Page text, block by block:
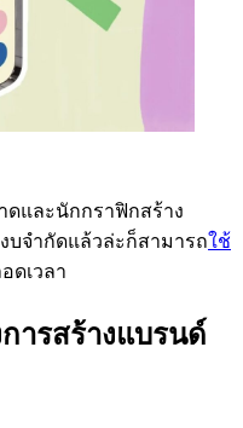
ดและนักกราฟิกสร้าง
บจำกัดแล้วล่ะก็สามารถใช้
ดเวลา
ารสร้างแบรนด์